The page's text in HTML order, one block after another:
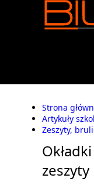
Strona
Artykuły
Zeszyty,